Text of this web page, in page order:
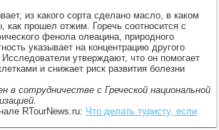
из какого сорта сделано масло, в каком
как прошел отжим. Горечь соотносится с
фенола олеацина, природного
указывает на концентрацию другого
утверждают, что он помогает
и снижает риск развития болезни
в сотрудничестве с Греческой национальной
RTourNews.ru: Что делать туристу, если